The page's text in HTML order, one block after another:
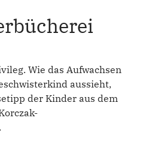
Wie das Aufwachsen
aussieht,
der Kinder aus dem